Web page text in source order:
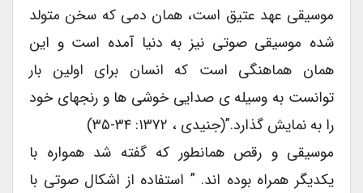
موسیقی عهد عتیق است، همان دمی که سخن متولد
شده موسیقی صوتی نیز به دنیا آمده است و این
همان هماهنگی است که انسان برای اولین بار
توانست به وسیله ی صدایی خوشی ها و رنجهای خود
را به نمایش گذارد.”(جنیدی ، ۱۳۷۲: ۳۴-۳۵)
موسیقی و رقص همانطور که گفته شد همواره با
یکدیگر همراه بوده اند. ” استفاده از اشکال صوتی با